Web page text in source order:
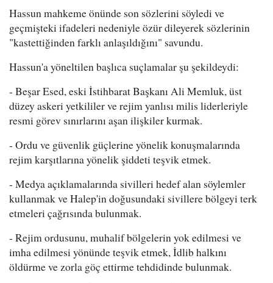
Hassun mahkeme önünde son sözlerini söyledi ve
geçmişteki ifadeleri nedeniyle özür dileyerek sözlerinin
"kastettiğinden farklı anlaşıldığını" savundu.
Hassun'a yöneltilen başlıca suçlamalar şu şekildeydi:
- Beşar Esed, eski İstihbarat Başkanı Ali Memluk, üst
düzey askeri yetkililer ve rejim yanlısı milis liderleriyle
resmi görev sınırlarını aşan ilişkiler kurmak.
- Ordu ve güvenlik güçlerine yönelik konuşmalarında
rejim karşıtlarına yönelik şiddeti teşvik etmek.
- Medya açıklamalarında sivilleri hedef alan söylemler
kullanmak ve Halep'in doğusundaki sivillere bölgeyi terk
etmeleri çağrısında bulunmak.
- Rejim ordusunu, muhalif bölgelerin yok edilmesi ve
imha edilmesi yönünde teşvik etmek, İdlib halkını
öldürme ve zorla göç ettirme tehdidinde bulunmak.